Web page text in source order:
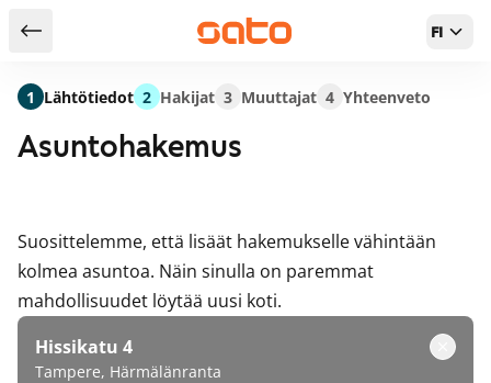
Takaisin hakutuloksiin FI
Asuntohakemus
Suosittelemme, että lisäät hakemukselle vähintään
kolmea asuntoa. Näin sinulla on paremmat
mahdollisuudet löytää uusi koti.
Hissikatu 4
Tampere, Härmälänranta
1 Lähtötiedot 2 Hakijat 3 Muuttajat 4 Yhteenveto